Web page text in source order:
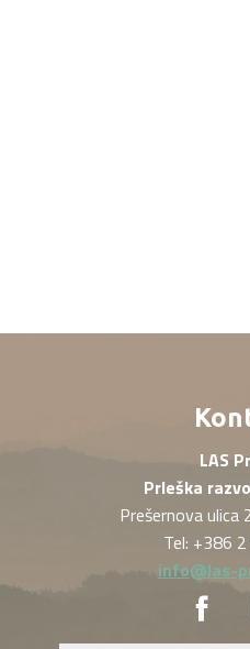
LAS
Prleška
Prešernova
Tel: +386
info@las-